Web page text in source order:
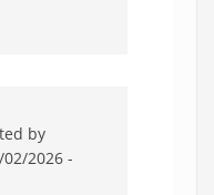
by
2026 -